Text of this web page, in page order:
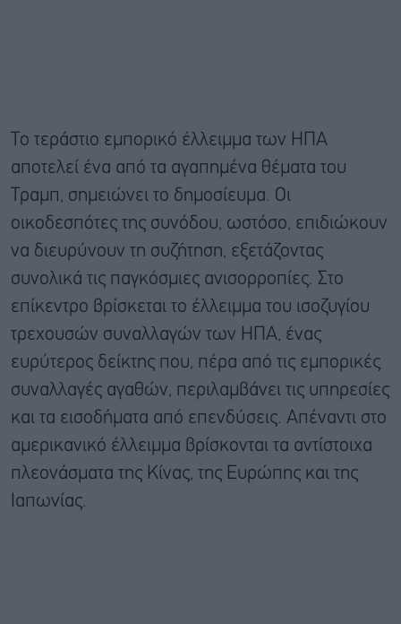
Το τεράστιο εμπορικό έλλειμμα των ΗΠΑ
αποτελεί ένα από τα αγαπημένα θέματα του
Τραμπ, σημειώνει το δημοσίευμα. Οι
οικοδεσπότες της συνόδου, ωστόσο, επιδιώκουν
να διευρύνουν τη συζήτηση, εξετάζοντας
συνολικά τις παγκόσμιες ανισορροπίες. Στο
επίκεντρο βρίσκεται το έλλειμμα του ισοζυγίου
τρεχουσών συναλλαγών των ΗΠΑ, ένας
ευρύτερος δείκτης που, πέρα από τις εμπορικές
συναλλαγές αγαθών, περιλαμβάνει τις υπηρεσίες
και τα εισοδήματα από επενδύσεις. Απέναντι στο
αμερικανικό έλλειμμα βρίσκονται τα αντίστοιχα
πλεονάσματα της Κίνας, της Ευρώπης και της
Ιαπωνίας.